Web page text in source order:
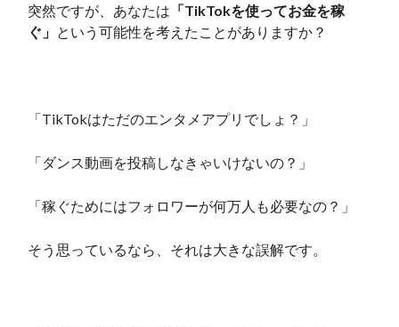
突然ですが、あなたは 「TikTokを使ってお金を稼
ぐ」 という可能性を考えたことがありますか？
「TikTokはただのエンタメアプリでしょ？」
「ダンス動画を投稿しなきゃいけないの？」
「稼ぐためにはフォロワーが何万人も必要なの？」
そう思っているなら、それは大きな誤解です。